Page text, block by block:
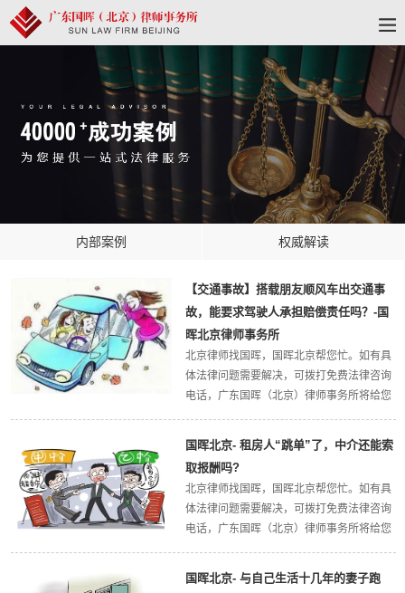
内部案例 权威解读
【交通事故】搭载朋友顺风车出交通事
故，能要求驾驶人承担赔偿责任吗？-国
晖北京律师事务所
北京律师找国晖，国晖北京帮您忙。如有具
体法律问题需要解决，可拨打免费法律咨询
电话，广东国晖（北京）律师事务所将给您
（北京）律师事务所官方网站。今天，国晖
北京律所小编带大家了解一下：搭载朋友顺
风车...
国晖北京- 租房人“跳单”了，中介还能索
取报酬吗?
北京律师找国晖，国晖北京帮您忙。如有具
体法律问题需要解决，可拨打免费法律咨询
电话，广东国晖（北京）律师事务所将给您
（北京）律师事务所官方网站。今天，国晖
国晖北京- 与自己生活十几年的妻子跑